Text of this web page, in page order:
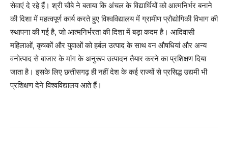
सेवाएं दे रहे हैं। श्री चौबे ने बताया कि अंचल के विद्यार्थियों को आत्मनिर्भर बनाने
की दिशा में महत्वपूर्ण कार्य करते हुए विश्वविद्यालय में ग्रामीण प्रौद्योगिकी विभाग की
स्थापना की गई है, जो आत्मनिर्भरता की दिशा में बड़ा कदम है। आदिवासी
महिलाओं, कृषकों और युवाओं को हर्बल उत्पाद के साथ वन औषधियां और अन्य
वनोत्पाद से बाजार के मांग के अनुरूप उत्पादन तैयार करने का प्रशिक्षण दिया
जाता है। इसके लिए छत्तीसगढ़ ही नहीं देश के कई राज्यों से प्रसिद्ध उद्यमी भी
प्रशिक्षण देने विश्वविद्यालय आते हैं।